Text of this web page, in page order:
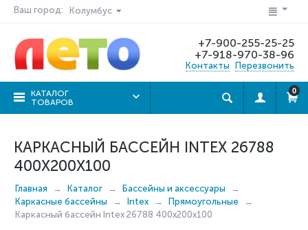
Ваш город: Колумбус
+7-900-255-25-25
+7-918-970-38-96
Контакты Перезвонить
КАТАЛОГ
ТОВАРОВ
0
КАРКАСНЫЙ БАССЕЙН INTEX 26788
400X200X100
Главная Каталог
Бассейны и аксессуары
Каркасные бассейны
Intex
Прямоугольные
Каркасный бассейн Intex 26788 400x200x100